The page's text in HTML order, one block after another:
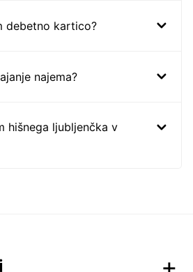
debetno kartico?
najema?
hišnega ljubljenčka v